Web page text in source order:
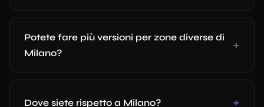
Potete fare più versioni per zone diverse di
Milano?
Dove siete rispetto a Milano?